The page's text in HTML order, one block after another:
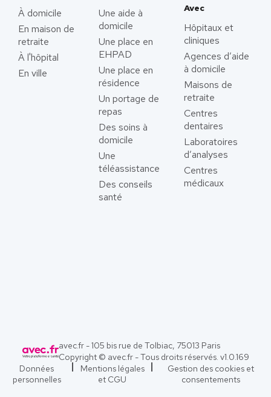
À domicile
En maison de
retraite
À l'hôpital
En ville
Une aide à
domicile
Une place en
EHPAD
Une place en
résidence
Un portage de
repas
Des soins à
domicile
Une
téléassistance
Des conseils
santé
Avec
Hôpitaux et
cliniques
Agences d’aide
à domicile
Maisons de
retraite
Centres
dentaires
Laboratoires
d’analyses
Centres
médicaux
avec.fr - 105 bis rue de Tolbiac, 75013 Paris
Copyright © avec.fr - Tous droits réservés. v1.0.169
Données
personnelles
Mentions légales
et CGU
Gestion des cookies et
consentements